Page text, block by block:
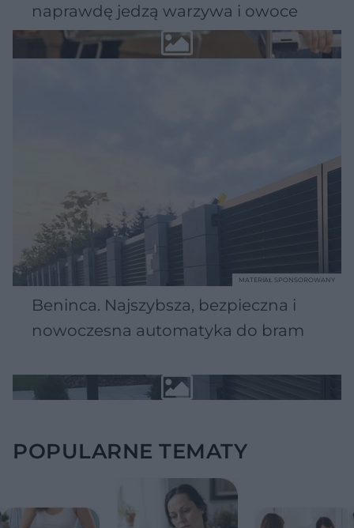
naprawdę jedzą warzywa i owoce
Beninca. Najszybsza, bezpieczna i
nowoczesna automatyka do bram
MATERIAŁ SPONSOROWANY
POPULARNE TEMATY